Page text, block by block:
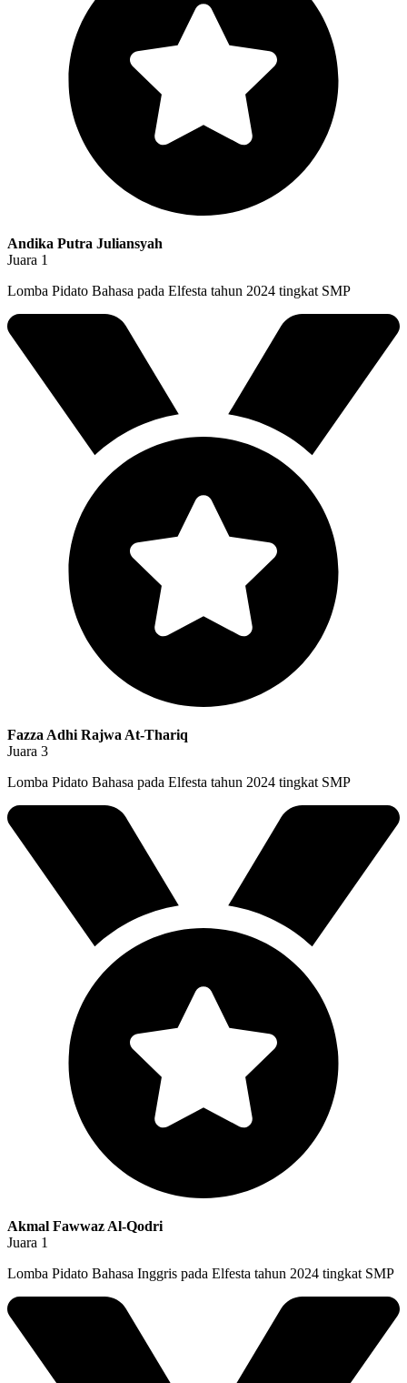
Andika Putra Juliansyah
Juara 1
Lomba Pidato Bahasa pada Elfesta tahun 2024 tingkat SMP
Fazza Adhi Rajwa At-Thariq
Juara 3
Lomba Pidato Bahasa pada Elfesta tahun 2024 tingkat SMP
Akmal Fawwaz Al-Qodri
Juara 1
Lomba Pidato Bahasa Inggris pada Elfesta tahun 2024 tingkat SMP